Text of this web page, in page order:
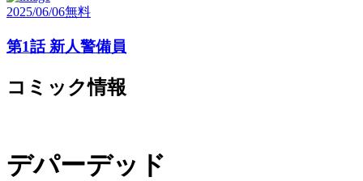
2025/06/06無料
第1話 新人警備員
コミック情報
デパーデッド